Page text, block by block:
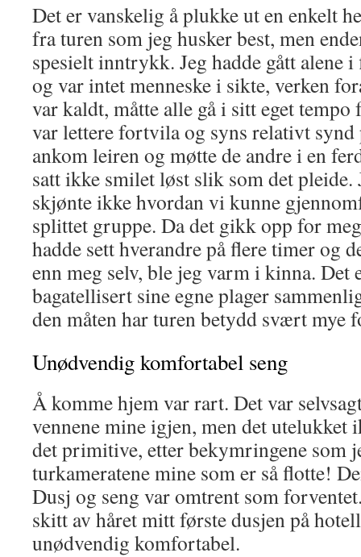
Det er vanskelig å plukke ut en enkelt
fra turen som jeg husker best, men
spesielt inntrykk. Jeg hadde gått alene
og var intet menneske i sikte, verken
var kaldt, måtte alle gå i sitt eget tempo
var lettere fortvila og syns relativt synd
ankom leiren og møtte de andre i en
satt ikke smilet løst slik som det pleide.
skjønte ikke hvordan vi kunne
splittet gruppe. Da det gikk opp for
hadde sett hverandre på flere timer og
enn meg selv, ble jeg varm i kinna. Det
bagatellisert sine egne plager
den måten har turen betydd svært mye
Unødvendig komfortabel seng
Å komme hjem var rart. Det var
vennene mine igjen, men det utelukket
det primitive, etter bekymringene som
turkameratene mine som er så flotte!
Dusj og seng var omtrent som
skitt av håret mitt første dusjen på
unødvendig komfortabel.